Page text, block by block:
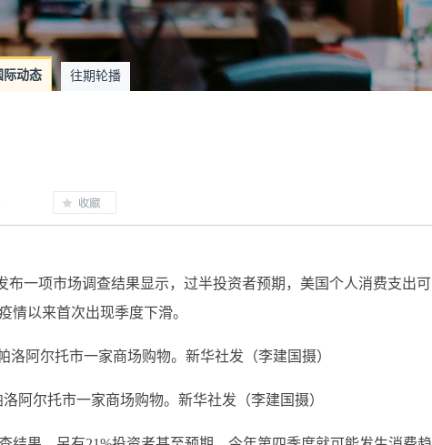
际动态 往期轮播
布一项市场调查结果显示，过半投资者预期，美国个人消费支出可
情以来首次出现季度下滑。
阿尔托市一家商场购物。新华社发（李建国摄）